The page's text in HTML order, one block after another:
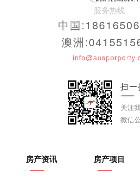
服务热线
中国
澳洲
扫一
关注
微信
房产资讯 房产项目